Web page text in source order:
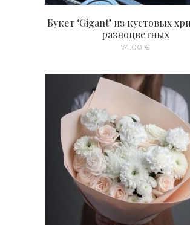
Букет ‘Gigant’ из кустовых
разноцветных
74,00 €